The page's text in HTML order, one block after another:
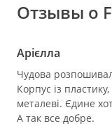
Отзывы о
Арієлла
Чудова
Корпус із
металеві. Єдине
А так все добре.